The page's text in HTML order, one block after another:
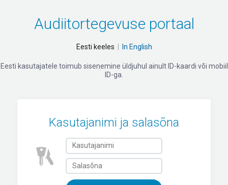
Audiitortegevuse portaal
Eesti keeles In English
Eesti kasutajatele toimub sisenemine üldjuhul ainult ID-kaardi või mobiil
ID-ga.
Kasutajanimi ja salasõna